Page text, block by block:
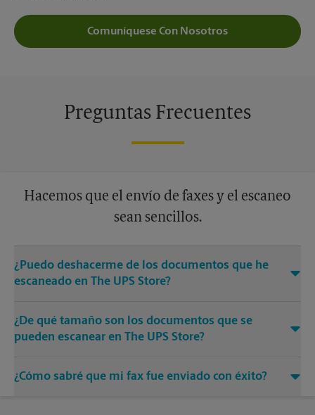
Comuníquese Con Nosotros
Preguntas Frecuentes
Hacemos que el envío de faxes y el escaneo
sean sencillos.
¿Puedo deshacerme de los documentos que he
escaneado en The UPS Store?
documento o medio que necesite destruir.
¿De qué tamaño son los documentos que se
pueden escanear en The UPS Store?
llámenos al (770) 967-4760 y hable con los asociados para
¿Cómo sabré que mi fax fue enviado con éxito?